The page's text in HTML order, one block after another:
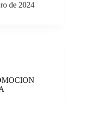
de 2024